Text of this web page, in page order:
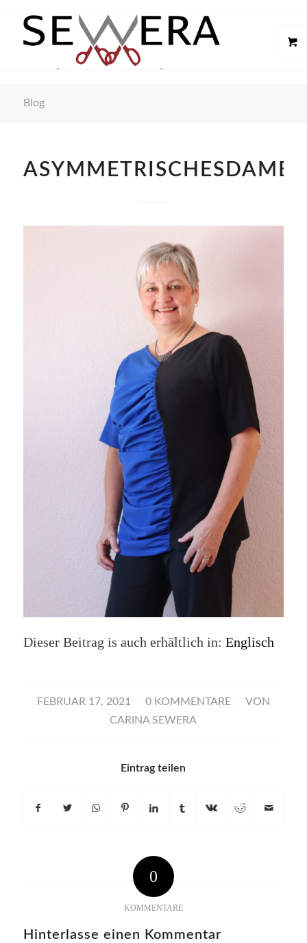
Blog
Dieser Beitrag is auch erhältlich in: Englisch
FEBRUAR 17, 2021
/ 0 KOMMENTARE
/
VON
CARINA SEWERA
Eintrag teilen
0
KOMMENTARE
Hinterlasse einen Kommentar